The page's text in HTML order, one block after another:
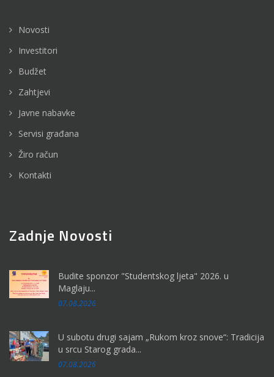
Novosti
Investitori
Budžet
Zahtjevi
Javne nabavke
Servisi građana
Žiro račun
Kontakti
Zadnje Novosti
Budite sponzor "Studentskog ljeta" 2026. u
Maglaju...
07.08.2026
U subotu drugi sajam „Rukom kroz snove“: Tradicija
u srcu Starog grada...
07.08.2026